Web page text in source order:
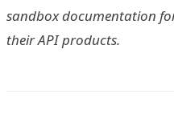
sandbox documentation
their API products.